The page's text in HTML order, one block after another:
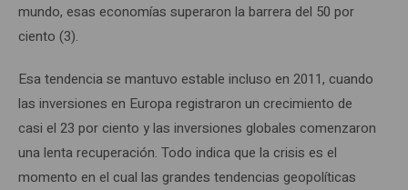
mundo, esas economías superaron la barrera del 50 por
ciento (3).
Esa tendencia se mantuvo estable incluso en 2011, cuando
las inversiones en Europa registraron un crecimiento de
casi el 23 por ciento y las inversiones globales comenzaron
una lenta recuperación. Todo indica que la crisis es el
momento en el cual las grandes tendencias geopolíticas